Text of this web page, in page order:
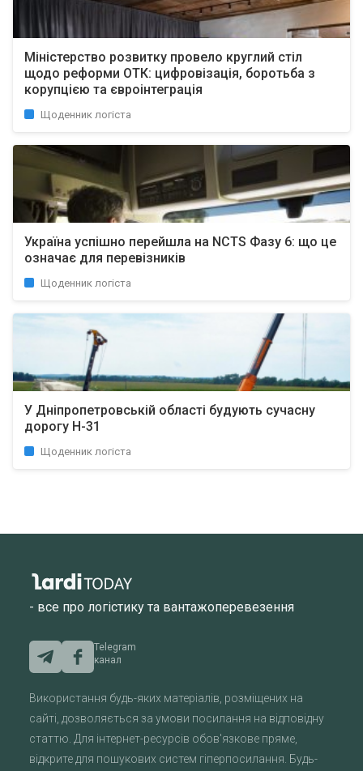
Міністерство розвитку провело круглий стіл
щодо реформи ОТК: цифровізація, боротьба з
корупцією та євроінтеграція
Щоденник логіста
Україна успішно перейшла на NCTS Фазу 6: що це
означає для перевізників
Щоденник логіста
У Дніпропетровській області будують сучасну
дорогу Н-31
Щоденник логіста
- все про логістику та вантажоперевезення
Telegram
канал
Використання будь-яких матеріалів, розміщених на
сайті, дозволяється за умови посилання на відповідну
статтю. Для інтернет-ресурсів обов'язкове пряме,
відкрите для пошукових систем гіперпосилання. Будь-